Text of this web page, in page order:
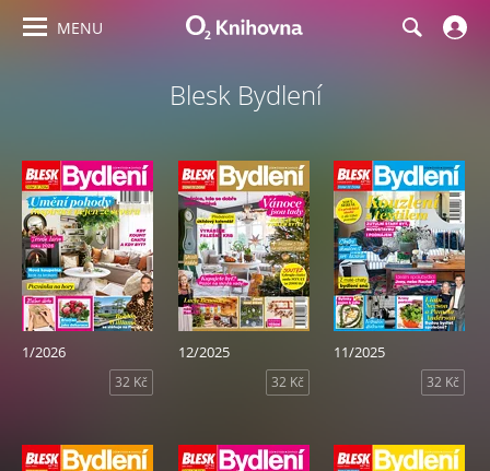
MENU
Blesk Bydlení
1/2026
32 Kč
12/2025
32 Kč
11/2025
32 Kč